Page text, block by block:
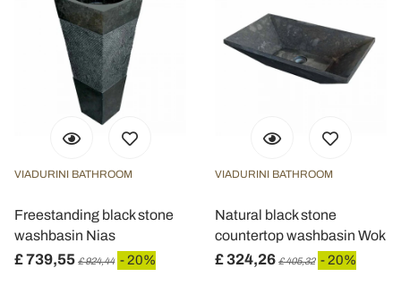
VIADURINI BATHROOM
Freestanding black stone
washbasin Nias
£ 739,55 £ 924,44 - 20%
VIADURINI BATHROOM
Natural black stone
countertop washbasin Wok
£ 324,26 £ 405,32 - 20%